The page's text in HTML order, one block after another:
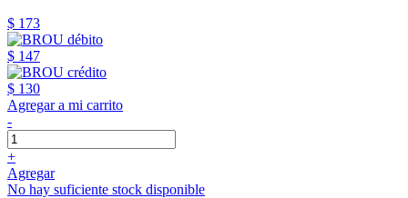
$ 173
$ 147
$ 130
Agregar a mi carrito
-
+
Agregar
No hay suficiente stock disponible